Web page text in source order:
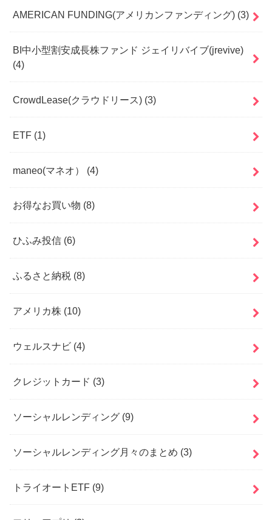
AMERICAN FUNDING(アメリカンファンディング) (3)
BI中小型割安成長株ファンド ジェイリバイブ(jrevive)
(4)
CrowdLease(クラウドリース) (3)
ETF (1)
maneo(マネオ） (4)
お得なお買い物 (8)
ひふみ投信 (6)
ふるさと納税 (8)
アメリカ株 (10)
ウェルスナビ (4)
クレジットカード (3)
ソーシャルレンディング (9)
ソーシャルレンディング月々のまとめ (3)
トライオートETF (9)